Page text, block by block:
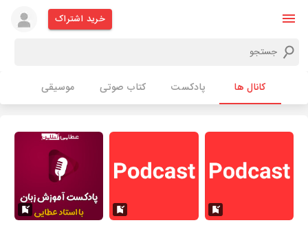
خرید اشتراک
کانال ها پادکست کتاب صوتی موسیقی